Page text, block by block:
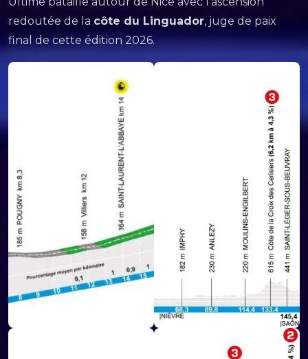
redoutée de la côte du Linguador, juge de paix
final de cette édition 2026.